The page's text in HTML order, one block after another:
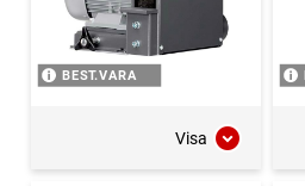
BEST.VARA
Visa